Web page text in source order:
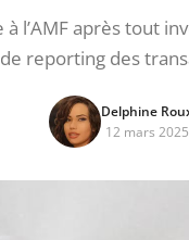
à l’AMF après tout
reporting des
Delphine
12 mars 2025